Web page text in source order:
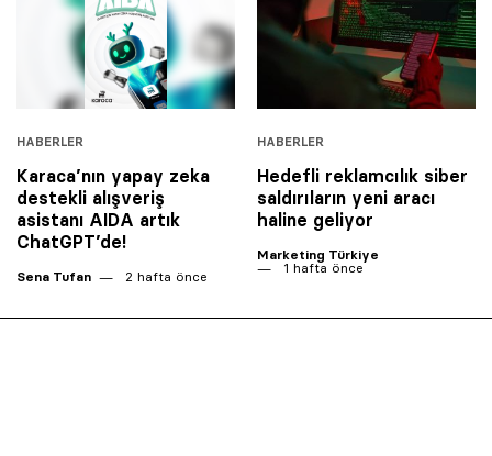
HABERLER
Karaca’nın yapay zeka
destekli alışveriş
asistanı AIDA artık
ChatGPT’de!
Sena Tufan 2 hafta önce
HABERLER
Hedefli reklamcılık siber
saldırıların yeni aracı
haline geliyor
Marketing Türkiye
1 hafta önce